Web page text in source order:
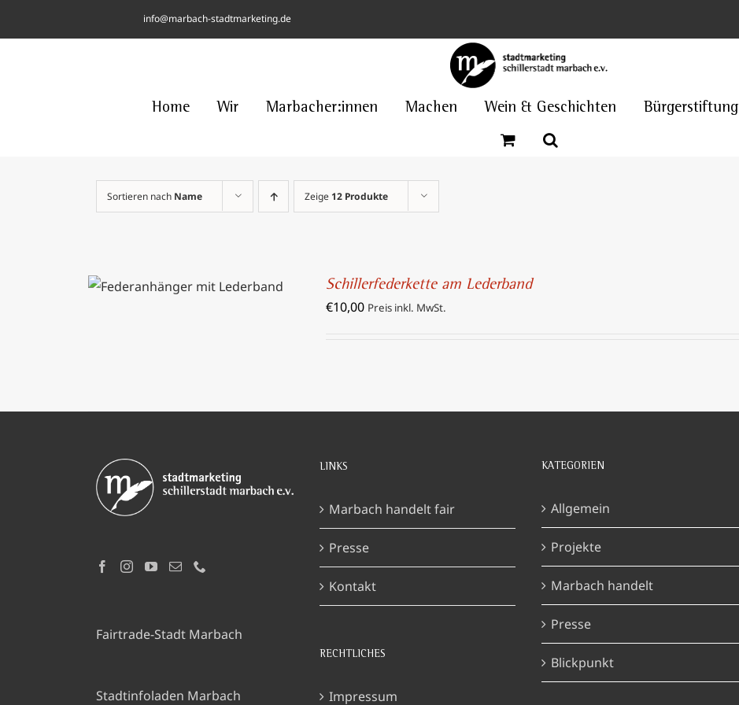
info@marbach-stadtmarketing.de
Home Wir Marbacher:innen Machen Wein & Geschichten Bürgerstiftung
Sortieren nach Name Zeige 12 Produkte
IN DEN WARENKORB
/
DETAILS
Schillerfederkette am Lederband
€10,00 Preis inkl. MwSt.
Fairtrade-Stadt Marbach
Stadtinfoladen Marbach
LINKS
Marbach handelt fair
Presse
Kontakt
RECHTLICHES
Impressum
KATEGORIEN
Allgemein
Projekte
Marbach handelt
Presse
Blickpunkt